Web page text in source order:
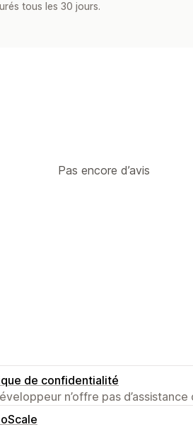
tous les 30 jours.
Pas encore d’avis
de confidentialité
n’offre pas